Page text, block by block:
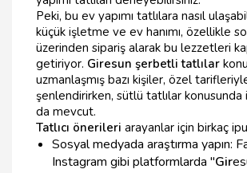
Peki, bu ev yapımı tatlılara nasıl
küçük işletme ve ev hanımı, özellikle
üzerinden sipariş alarak bu lezzetleri
getiriyor. Giresun şerbetli tatlılar
uzmanlaşmış bazı kişiler, özel
şenlendirirken, sütlü tatlılar konusunda
da mevcut.
Tatlıcı önerileri arayanlar için birkaç
Sosyal medyada araştırma yapın:
Instagram gibi platformlarda "Gir